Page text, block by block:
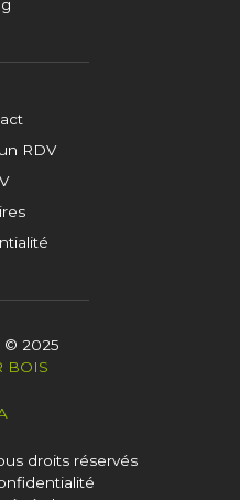
RDV
© 2025
BOIS
droits réservés